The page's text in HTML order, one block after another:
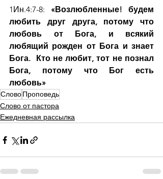
1Ин.4:7-8: «Возлюбленные! будем
любить друг друга, потому что
любовь от Бога, и всякий
любящий рожден от Бога и знает
Бога.  Кто не любит, тот не познал
Бога, потому что Бог есть
любовь»
СловоПроповедь
Слово от пастора
Ежедневная рассылка